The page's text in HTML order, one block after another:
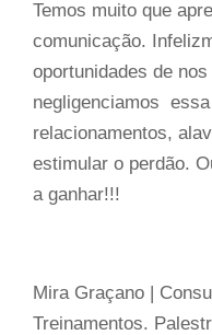
Temos muito que
comunicação.
oportunidades de
negligenciamos
relacionamentos,
estimular o perdão.
a ganhar!!!
Mira Graçano |
Treinamentos.